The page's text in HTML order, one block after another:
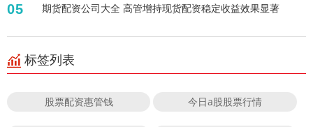
05 期货配资公司大全 高管增持现货配资稳定收益效果显著
标签列表
股票配资惠管钱 今日a股股票行情